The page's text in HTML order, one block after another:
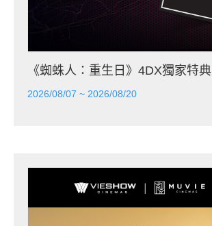
《蜘蛛人：重生日》4DX獨家特典
2026/08/07 ~ 2026/08/20